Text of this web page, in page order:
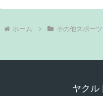
ホーム その他スポーツ
ヤクル